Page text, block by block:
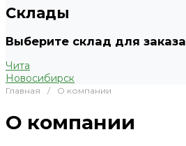
Склады
Выберите склад для заказа
Чита
Новосибирск
Главная / О компании
О компании